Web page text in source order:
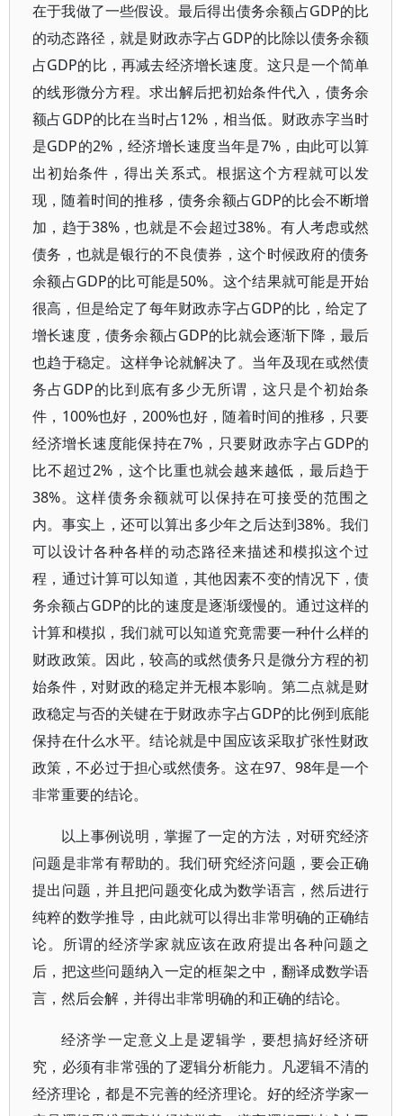
在于我做了一些假设。最后得出债务余额占GDP的比
的动态路径，就是财政赤字占GDP的比除以债务余额
占GDP的比，再减去经济增长速度。这只是一个简单
的线形微分方程。求出解后把初始条件代入，债务余
额占GDP的比在当时占12%，相当低。财政赤字当时
是GDP的2%，经济增长速度当年是7%，由此可以算
出初始条件，得出关系式。根据这个方程就可以发
现，随着时间的推移，债务余额占GDP的比会不断增
加，趋于38%，也就是不会超过38%。有人考虑或然
债务，也就是银行的不良债券，这个时候政府的债务
余额占GDP的比可能是50%。这个结果就可能是开始
很高，但是给定了每年财政赤字占GDP的比，给定了
增长速度，债务余额占GDP的比就会逐渐下降，最后
也趋于稳定。这样争论就解决了。当年及现在或然债
务占GDP的比到底有多少无所谓，这只是个初始条
件，100%也好，200%也好，随着时间的推移，只要
经济增长速度能保持在7%，只要财政赤字占GDP的
比不超过2%，这个比重也就会越来越低，最后趋于
38%。这样债务余额就可以保持在可接受的范围之
内。事实上，还可以算出多少年之后达到38%。我们
可以设计各种各样的动态路径来描述和模拟这个过
程，通过计算可以知道，其他因素不变的情况下，债
务余额占GDP的比的速度是逐渐缓慢的。通过这样的
计算和模拟，我们就可以知道究竟需要一种什么样的
财政政策。因此，较高的或然债务只是微分方程的初
始条件，对财政的稳定并无根本影响。第二点就是财
政稳定与否的关键在于财政赤字占GDP的比例到底能
保持在什么水平。结论就是中国应该采取扩张性财政
政策，不必过于担心或然债务。这在97、98年是一个
非常重要的结论。
以上事例说明，掌握了一定的方法，对研究经济
问题是非常有帮助的。我们研究经济问题，要会正确
提出问题，并且把问题变化成为数学语言，然后进行
纯粹的数学推导，由此就可以得出非常明确的正确结
论。所谓的经济学家就应该在政府提出各种问题之
后，把这些问题纳入一定的框架之中，翻译成数学语
言，然后会解，并得出非常明确的和正确的结论。
经济学一定意义上是逻辑学，要想搞好经济研
究，必须有非常强的了逻辑分析能力。凡逻辑不清的
经济理论，都是不完善的经济理论。好的经济学家一